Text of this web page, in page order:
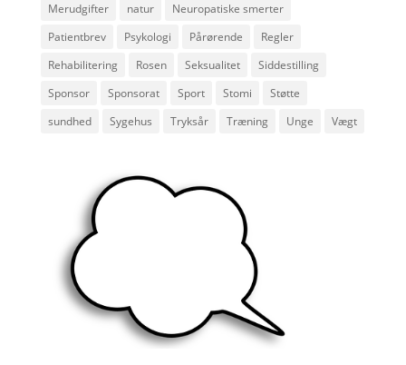
Merudgifter
natur
Neuropatiske smerter
Patientbrev
Psykologi Pårørende
Regler
Rehabilitering
Rosen Seksualitet
Siddestilling
Sponsor
Sponsorat Sport Stomi
Støtte
sundhed
Sygehus Tryksår Træning Unge Vægt